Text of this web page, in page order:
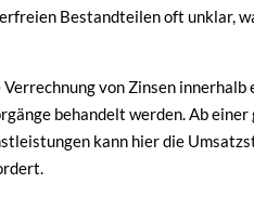
Bestandteilen oft unklar,
von Zinsen innerhalb
behandelt werden. Ab
kann hier die